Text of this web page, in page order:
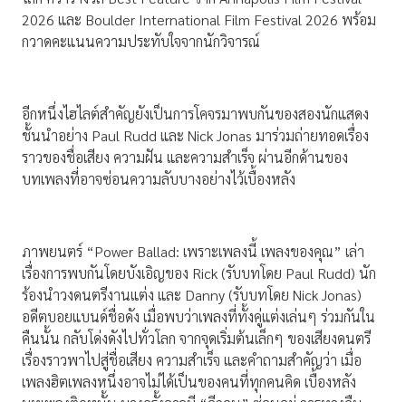
2026 และ Boulder International Film Festival 2026 พร้อม
กวาดคะแนนความประทับใจจากนักวิจารณ์
อีกหนึ่งไฮไลต์สำคัญยังเป็นการโคจรมาพบกันของสองนักแสดง
ชั้นนำอย่าง Paul Rudd และ Nick Jonas มาร่วมถ่ายทอดเรื่อง
ราวของชื่อเสียง ความฝัน และความสำเร็จ ผ่านอีกด้านของ
บทเพลงที่อาจซ่อนความลับบางอย่างไว้เบื้องหลัง
ภาพยนตร์ “Power Ballad: เพราะเพลงนี้ เพลงของคุณ” เล่า
เรื่องการพบกันโดยบังเอิญของ Rick (รับบทโดย Paul Rudd) นัก
ร้องนำวงดนตรีงานแต่ง และ Danny (รับบทโดย Nick Jonas)
อดีตบอยแบนด์ชื่อดัง เมื่อพบว่าเพลงที่ทั้งคู่แต่งเล่นๆ ร่วมกันใน
คืนนั้น กลับโด่งดังไปทั่วโลก จากจุดเริ่มต้นเล็กๆ ของเสียงดนตรี
เรื่องราวพาไปสู่ชื่อเสียง ความสำเร็จ และคำถามสำคัญว่า เมื่อ
เพลงฮิตเพลงหนึ่งอาจไม่ได้เป็นของคนที่ทุกคนคิด เบื้องหลัง